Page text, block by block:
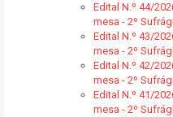
Edital N.º 44/
mesa - 2º
Edital N.º 43/
mesa - 2º
Edital N.º 42/
mesa - 2º
Edital N.º 41/
mesa - 2º